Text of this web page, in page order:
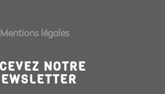
Mentions légales
NOTRE